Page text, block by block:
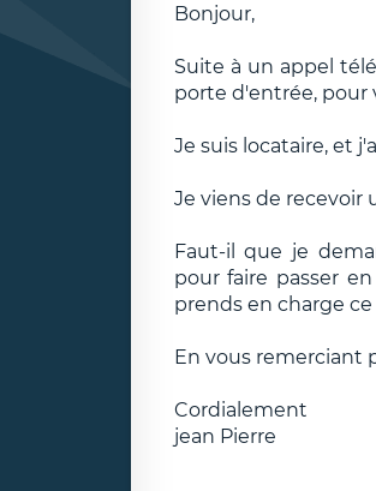
Bonjour,
Suite à un appel
porte d'entrée, pour
Je suis locataire, et
Je viens de recevoir
Faut-il que je
pour faire passer
prends en charge ce
En vous remerciant
Cordialement
jean Pierre